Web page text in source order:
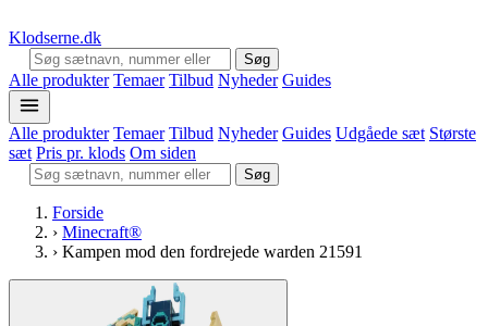
Klodserne.dk
Søg
Alle produkter Temaer Tilbud Nyheder Guides
Alle produkter Temaer Tilbud Nyheder Guides Udgåede sæt Største
sæt Pris pr. klods Om siden
Søg
Forside
› Minecraft®
› Kampen mod den fordrejede warden 21591